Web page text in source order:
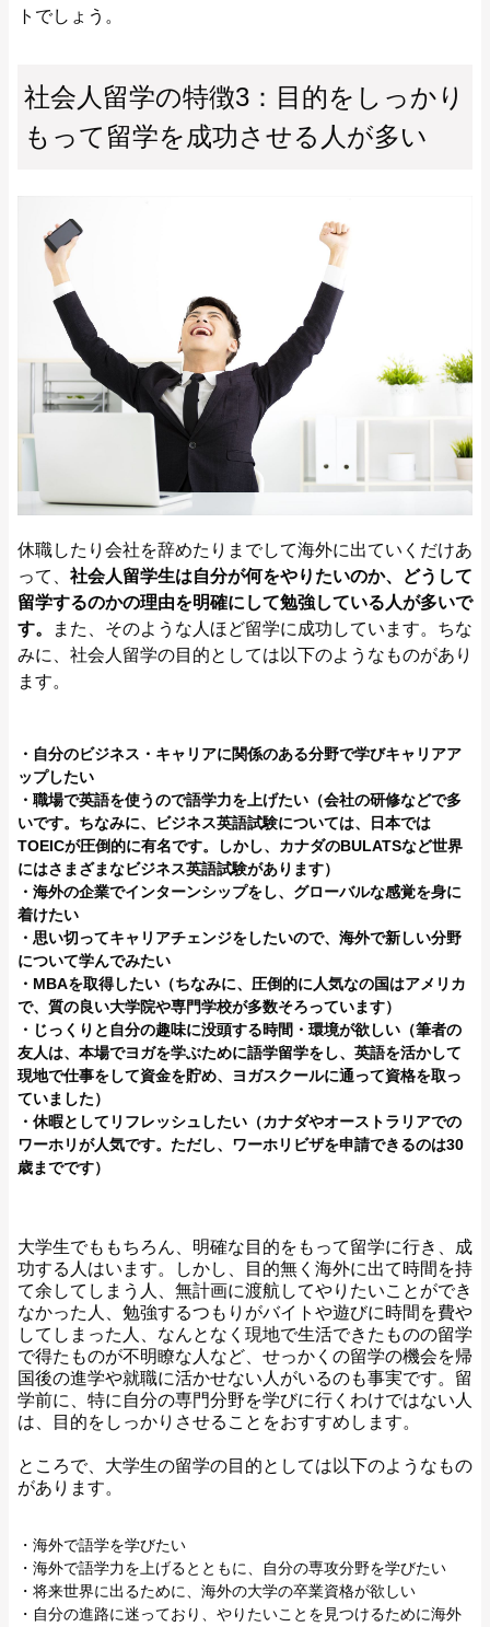
トでしょう。
社会人留学の特徴3：目的をしっかり
もって留学を成功させる人が多い
休職したり会社を辞めたりまでして海外に出ていくだけあ
って、 社会人留学生は自分が何をやりたいのか、どうして
留学するのかの理由を明確にして勉強している人が多いで
す。
また、そのような人ほど留学に成功しています。ちな
みに、社会人留学の目的としては以下のようなものがあり
ます。
・自分のビジネス・キャリアに関係のある分野で学びキャリアア
ップしたい
・職場で英語を使うので語学力を上げたい（会社の研修などで多
いです。ちなみに、ビジネス英語試験については、日本では
TOEICが圧倒的に有名です。しかし、カナダのBULATSなど世界
にはさまざまなビジネス英語試験があります）
・海外の企業でインターンシップをし、グローバルな感覚を身に
着けたい
・思い切ってキャリアチェンジをしたいので、海外で新しい分野
について学んでみたい
・MBAを取得したい（ちなみに、圧倒的に人気なの国はアメリカ
で、質の良い大学院や専門学校が多数そろっています）
・じっくりと自分の趣味に没頭する時間・環境が欲しい（筆者の
友人は、本場でヨガを学ぶために語学留学をし、英語を活かして
現地で仕事をして資金を貯め、ヨガスクールに通って資格を取っ
ていました）
・休暇としてリフレッシュしたい（カナダやオーストラリアでの
ワーホリが人気です。ただし、ワーホリビザを申請できるのは30
歳までです）
大学生でももちろん、明確な目的をもって留学に行き、成
功する人はいます。しかし、目的無く海外に出て時間を持
て余してしまう人、無計画に渡航してやりたいことができ
なかった人、勉強するつもりがバイトや遊びに時間を費や
してしまった人、なんとなく現地で生活できたものの留学
で得たものが不明瞭な人など、せっかくの留学の機会を帰
国後の進学や就職に活かせない人がいるのも事実です。留
学前に、特に自分の専門分野を学びに行くわけではない人
は、目的をしっかりさせることをおすすめします。
ところで、大学生の留学の目的としては以下のようなもの
があります。
・海外で語学を学びたい
・海外で語学力を上げるとともに、自分の専攻分野を学びたい
・将来世界に出るために、海外の大学の卒業資格が欲しい
・自分の進路に迷っており、やりたいことを見つけるために海外